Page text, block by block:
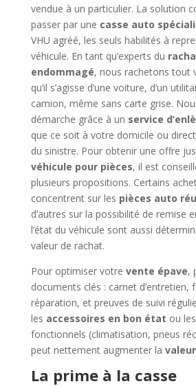
vendue à un particulier. La solution
passer par une casse auto
VHU agréé, les seuls habilités à
véhicule. En tant qu’experts du
endommagé, nous rachetons tout
qu’il s’agisse d’une voiture, d’un
camion, même sans carte grise.
démarche grâce à un service
que ce soit à votre domicile ou
du sinistre. Pour obtenir une offre
véhicule pour pièces, il est
plusieurs propositions. Certains
concentrent sur les pièces auto
d’autres sur la possibilité de remise
l’état du véhicule sont aussi
valeur de rachat.
Pour optimiser votre vente épave,
documents clés : carnet d’entretien,
réparation, et preuves de suivi
les accessoires en bon état ou
fonctionnels (climatisation, pneus
peut nettement augmenter la
La prime à la casse